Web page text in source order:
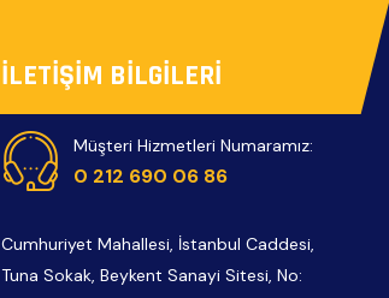
İLETIŞIM BILGILERI
Müşteri Hizmetleri Numaramız:
0 212 690 06 86
Cumhuriyet Mahallesi, İstanbul Caddesi,
Tuna Sokak, Beykent Sanayi Sitesi, No: